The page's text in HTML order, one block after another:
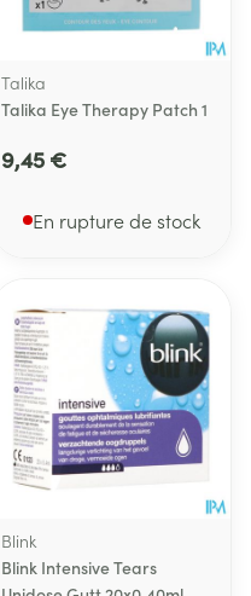
Talika
Talika Eye Therapy Patch 1
9,45 €
En rupture de stock
Blink
Blink Intensive Tears